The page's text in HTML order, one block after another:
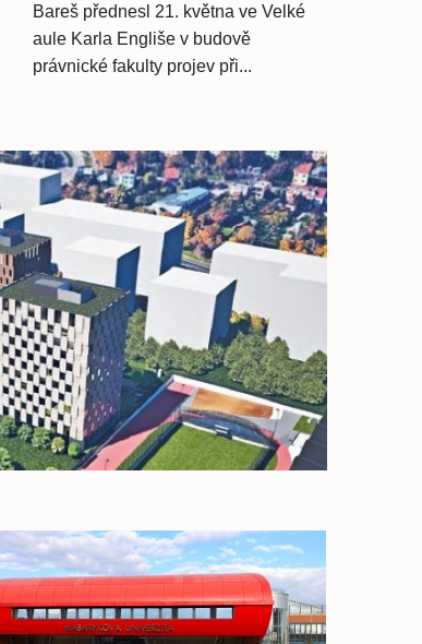
Bareš přednesl 21. května ve Velké
aule Karla Engliše v budově
právnické fakulty projev při...